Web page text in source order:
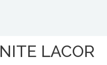
LACOR